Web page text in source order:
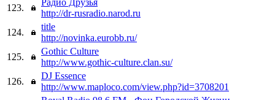
123.
http://dr-rusradio.narod.ru
124.
title
http://novinka.eurobb.ru/
125.
Gothic Culture
http://www.gothic-culture.clan.su/
126.
DJ Essence
http://www.maploco.com/view.php?id=3708201